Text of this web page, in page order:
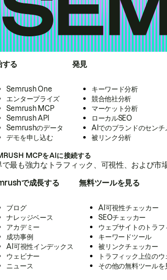
する
Semrush One
エンタープライズ
Semrush MCP
Semrush API
Semrushのデータ
デモを申し込む
発見
キーワード分析
競合他社分析
マーケット分析
ローカルSEO
AIでのブランドのセンチ
被リンク分析
MCPをAIに接続する
で最も強力なトラフィック、可視性、および
で成長する
ブログ
ナレッジベース
アカデミー
成功事例
AI可視性インデックス
ウェビナー
ニュース
無料ツールを見る
AI可視性チェッカー
SEOチェッカー
ウェブサイトのトラ
キーワードツール
被リンクチェッカー
トラフィック上位の
その他の無料ツールを